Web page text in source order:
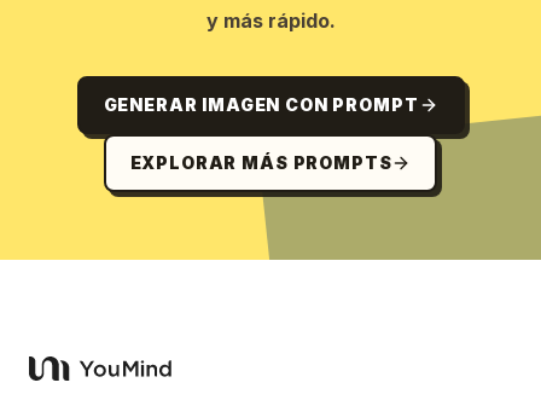
y más rápido.
GENERAR IMAGEN CON PROMPT
EXPLORAR MÁS PROMPTS